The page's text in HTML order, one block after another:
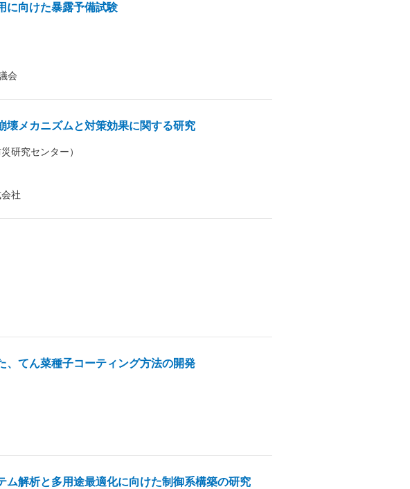
に向けた暴露予備試験
会
壊メカニズムと対策効果に関する研究
研究センター）
社
、てん菜種子コーティング方法の開発
ム解析と多用途最適化に向けた制御系構築の研究